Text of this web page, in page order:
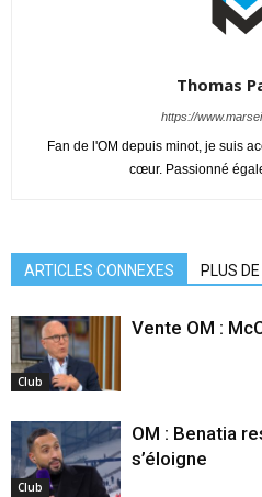
Thomas
https://
Fan de l'OM depuis minot, je suis
cœur. Passionné
ARTICLES CONNEXES PLUS
Club
Vente OM :
Club
OM : Benatia
s’éloigne